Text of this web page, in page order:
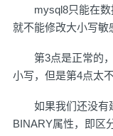
mysql8只能在数
就不能修改大小写敏
第3点是正常的，
小写，但是第4点太
如果我们还没有
BINARY属性，即